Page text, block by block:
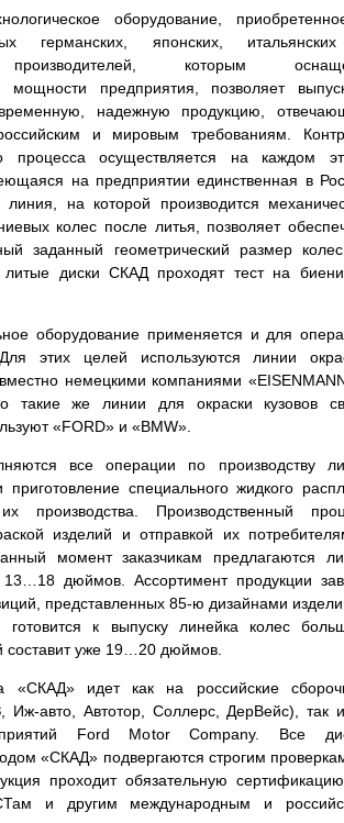
оборудование,
германских, японских,
производителей, которым
мощности предприятия, позволяет
надежную продукцию,
и мировым требованиям.
процесса осуществляется на каждом
на предприятии единственная в
линия, на которой производится
колес после литья, позволяет
заданный геометрический размер
литые диски СКАД проходят тест на
оборудование применяется и для
этих целей используются линии
немецкими компаниями
такие же линии для окраски кузовов
«FORD» и «BMW».
все операции по производству
приготовление специального жидкого
производства. Производственный
изделий и отправкой их
момент заказчикам предлагаются
дюймов. Ассортимент продукции
представленных 85-ю дизайнами
к выпуску линейка колес
составит уже 19…20 дюймов.
«СКАД» идет как на российские
Иж-авто, Автотор, Соллерс, ДерВейс), так
Ford Motor Company. Все
«СКАД» подвергаются строгим
проходит обязательную
и другим международным и